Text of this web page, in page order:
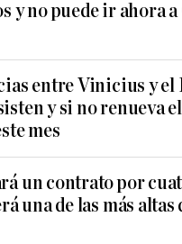
y no puede ir ahora a
entre Vinicius y el
y si no renueva
mes
un contrato por
una de las más altas